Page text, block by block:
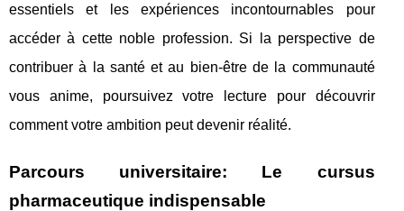
essentiels et les expériences incontournables pour
accéder à cette noble profession. Si la perspective de
contribuer à la santé et au bien-être de la communauté
vous anime, poursuivez votre lecture pour découvrir
comment votre ambition peut devenir réalité.
Parcours universitaire: Le cursus
pharmaceutique indispensable